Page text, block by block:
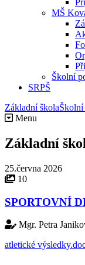
MŠ
Školní
SRPŠ
Základní školaŠkolní
Menu
Základní
25.června 2026
10
SPORTOVNÍ
Mgr. Petra
atletické